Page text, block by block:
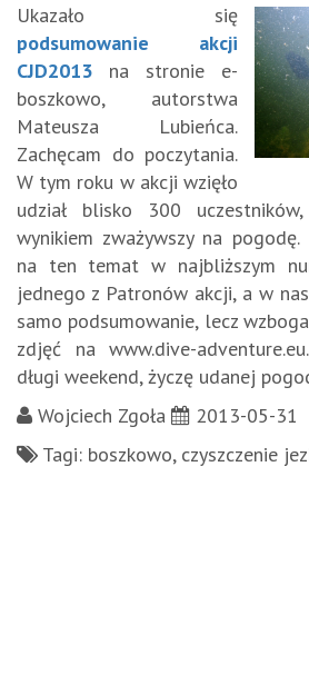
Ukazało się
podsumowanie akcji
CJD2013 na stronie e-
boszkowo, autorstwa
Mateusza Lubieńca.
Zachęcam do poczytania.
W tym roku w akcji wzięło
udział blisko 300
wynikiem zważywszy na pogodę.
na ten temat w najbliższym
jednego z Patronów akcji, a w
samo podsumowanie, lecz
zdjęć na www.dive-
długi weekend, życzę udanej
Wojciech Zgoła
2013-05-31
Tagi: boszkowo, czyszczenie